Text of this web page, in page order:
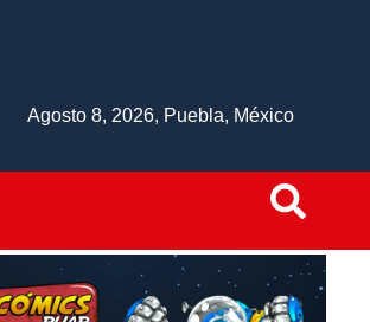
Agosto 8, 2026, Puebla, México